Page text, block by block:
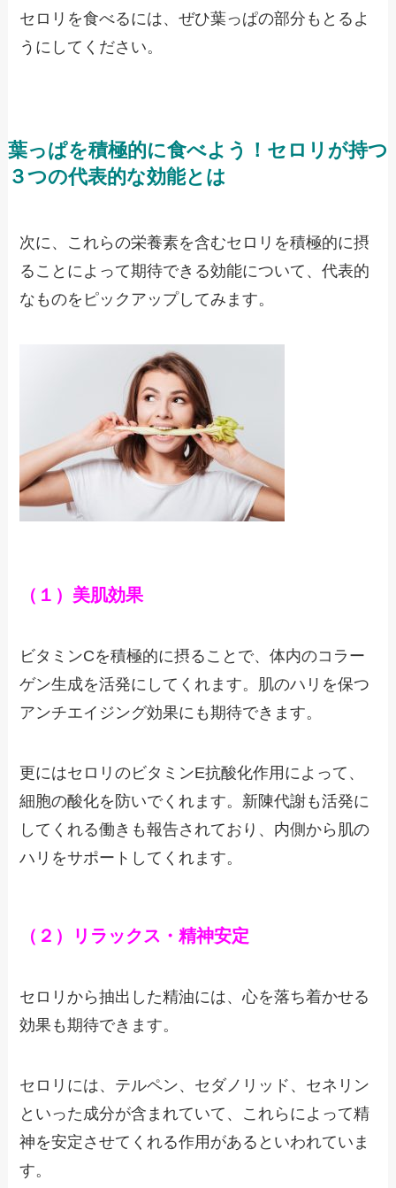
セロリを食べるには、ぜひ葉っぱの部分もとるよ
うにしてください。
葉っぱを積極的に食べよう！セロリが持つ
３つの代表的な効能とは
次に、これらの栄養素を含むセロリを積極的に摂
ることによって期待できる効能について、代表的
なものをピックアップしてみます。
（１）美肌効果
ビタミンCを積極的に摂ることで、体内のコラー
ゲン生成を活発にしてくれます。肌のハリを保つ
アンチエイジング効果にも期待できます。
更にはセロリのビタミンE抗酸化作用によって、
細胞の酸化を防いでくれます。新陳代謝も活発に
してくれる働きも報告されており、内側から肌の
ハリをサポートしてくれます。
（２）リラックス・精神安定
セロリから抽出した精油には、心を落ち着かせる
効果も期待できます。
セロリには、テルペン、セダノリッド、セネリン
といった成分が含まれていて、これらによって精
神を安定させてくれる作用があるといわれていま
す。